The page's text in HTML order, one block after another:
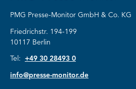
PMG Presse-Monitor GmbH & Co. KG
Friedrichstr. 194-199
10117 Berlin
Tel: +49 30 28493 0
info@presse-monitor.de